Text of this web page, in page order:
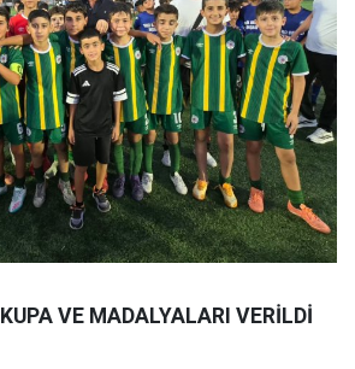
VE MADALYALARI VERİLDİ